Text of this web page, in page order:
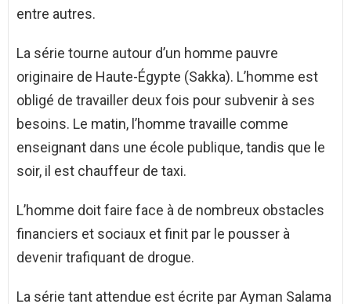
entre autres.
La série tourne autour d’un homme pauvre
originaire de Haute-Égypte (Sakka). L’homme est
obligé de travailler deux fois pour subvenir à ses
besoins. Le matin, l’homme travaille comme
enseignant dans une école publique, tandis que le
soir, il est chauffeur de taxi.
L’homme doit faire face à de nombreux obstacles
financiers et sociaux et finit par le pousser à
devenir trafiquant de drogue.
La série tant attendue est écrite par Ayman Salama